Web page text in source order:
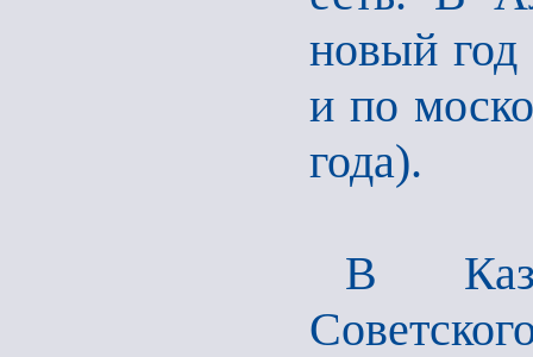
новый год
и по
года).
В